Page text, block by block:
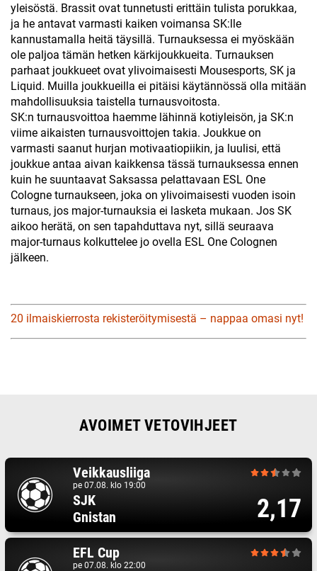
yleisöstä. Brassit ovat tunnetusti erittäin tulista porukkaa,
ja he antavat varmasti kaiken voimansa SK:lle
kannustamalla heitä täysillä. Turnauksessa ei myöskään
ole paljoa tämän hetken kärkijoukkueita. Turnauksen
parhaat joukkueet ovat ylivoimaisesti Mousesports, SK ja
Liquid. Muilla joukkueilla ei pitäisi käytännössä olla mitään
mahdollisuuksia taistella turnausvoitosta.
SK:n turnausvoittoa haemme lähinnä kotiyleisön, ja SK:n
viime aikaisten turnausvoittojen takia. Joukkue on
varmasti saanut hurjan motivaatiopiikin, ja luulisi, että
joukkue antaa aivan kaikkensa tässä turnauksessa ennen
kuin he suuntaavat Saksassa pelattavaan ESL One
Cologne turnaukseen, joka on ylivoimaisesti vuoden isoin
turnaus, jos major-turnauksia ei lasketa mukaan. Jos SK
aikoo herätä, on sen tapahduttava nyt, sillä seuraava
major-turnaus kolkuttelee jo ovella ESL One Colognen
jälkeen.
20 ilmaiskierrosta rekisteröitymisestä – nappaa omasi nyt!
AVOIMET VETOVIHJEET
Veikkausliiga
pe 07.08. klo 19:00
SJK
Gnistan
2,17
EFL Cup
pe 07.08. klo 22:00